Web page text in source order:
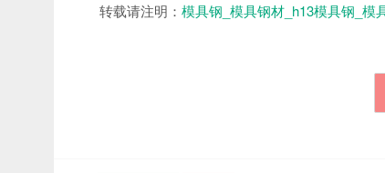
转载请注明： 模具钢_模具钢材_h13模具钢_模